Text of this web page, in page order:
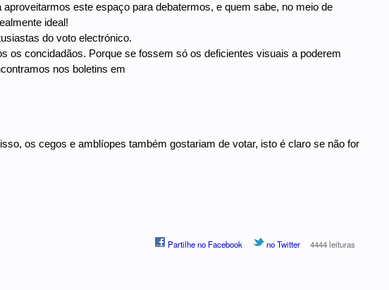
este espaço para debatermos, e quem sabe, no meio de
ideal!
do voto electrónico.
os concidadãos. Porque se fossem só os deficientes visuais a poderem
nos boletins em
os cegos e amblíopes também gostariam de votar, isto é claro se não for
Partilhe no Facebook no Twitter 4444 leituras